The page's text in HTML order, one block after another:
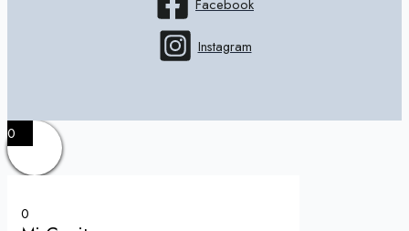
Facebook
Instagram
0
0